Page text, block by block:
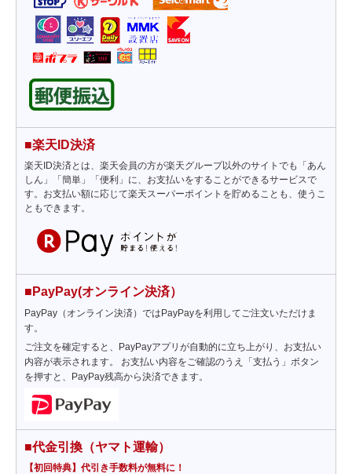
■楽天ID決済
楽天ID決済とは、楽天会員の方が楽天グループ以外のサイトでも「あん
しん」「簡単」「便利」に、お支払いをすることができるサービスで
す。お支払い額に応じて楽天スーパーポイントを貯めることも、使うこ
ともできます。
■PayPay(オンライン決済）
PayPay（オンライン決済）ではPayPayを利用してご注文いただけま
す。
ご注文を確定すると、PayPayアプリが自動的に立ち上がり、お支払い
内容が表示されます。 お支払い内容をご確認のうえ「支払う」ボタン
を押すと、PayPay残高から決済できます。
■代金引換（ヤマト運輸）
【初回特典】代引き手数料が無料に！